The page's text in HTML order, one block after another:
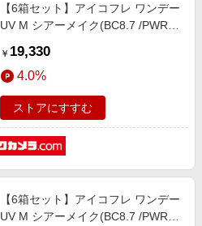
【6箱セット】アイコフレ ワンデー
UV M シアーメイク(BC8.7 /PWR-
￥ 19,330
4.0%
ストアにすすむ
【6箱セット】アイコフレ ワンデー
UV M シアーメイク(BC8.7 /PWR-